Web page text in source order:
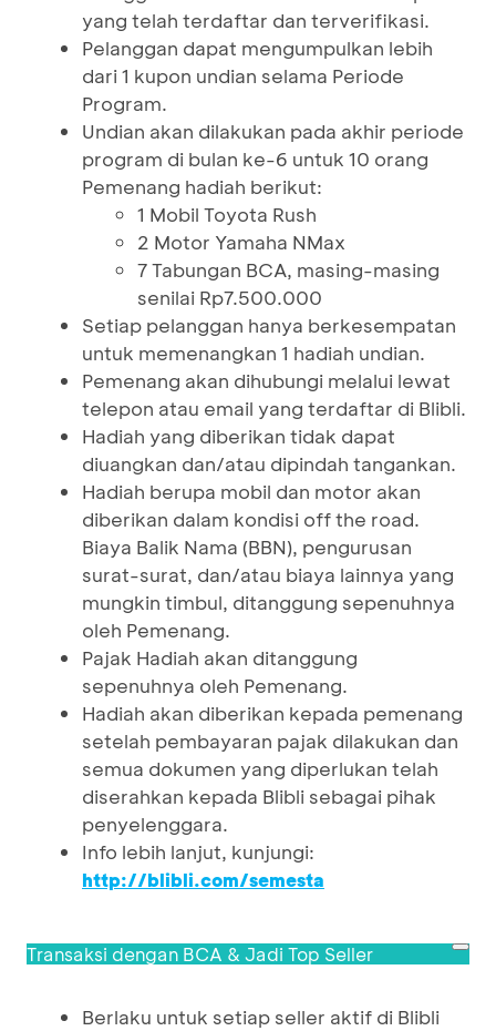
yang telah terdaftar dan terverifikasi.
Pelanggan dapat mengumpulkan lebih
dari 1 kupon undian selama Periode
Program.
Undian akan dilakukan pada akhir periode
program di bulan ke-6 untuk 10 orang
Pemenang hadiah berikut:
1 Mobil Toyota Rush
2 Motor Yamaha NMax
7 Tabungan BCA, masing-masing
senilai Rp7.500.000
Setiap pelanggan hanya berkesempatan
untuk memenangkan 1 hadiah undian.
Pemenang akan dihubungi melalui lewat
telepon atau email yang terdaftar di Blibli.
Hadiah yang diberikan tidak dapat
diuangkan dan/atau dipindah tangankan.
Hadiah berupa mobil dan motor akan
diberikan dalam kondisi off the road.
Biaya Balik Nama (BBN), pengurusan
surat-surat, dan/atau biaya lainnya yang
mungkin timbul, ditanggung sepenuhnya
oleh Pemenang.
Pajak Hadiah akan ditanggung
sepenuhnya oleh Pemenang.
Hadiah akan diberikan kepada pemenang
setelah pembayaran pajak dilakukan dan
semua dokumen yang diperlukan telah
diserahkan kepada Blibli sebagai pihak
penyelenggara.
Info lebih lanjut, kunjungi:
http://blibli.com/semesta
Transaksi dengan BCA & Jadi Top Seller
Berlaku untuk setiap seller aktif di Blibli